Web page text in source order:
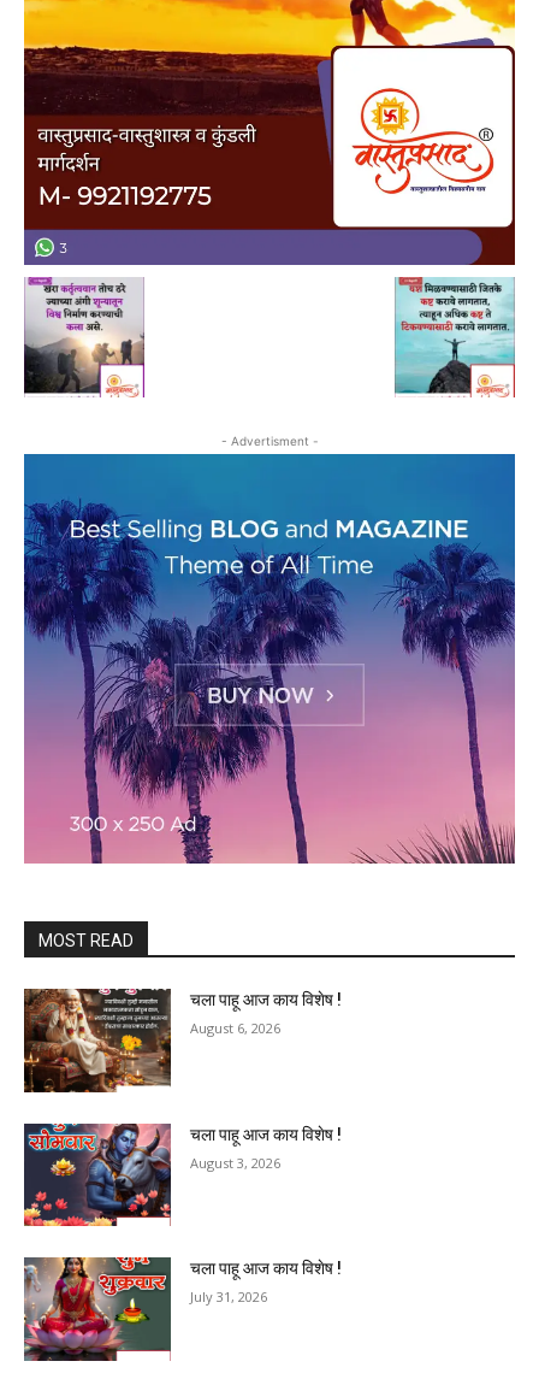
- Advertisment -
MOST READ
चला पाहू आज काय विशेष !
August 6, 2026
चला पाहू आज काय विशेष !
August 3, 2026
चला पाहू आज काय विशेष !
July 31, 2026